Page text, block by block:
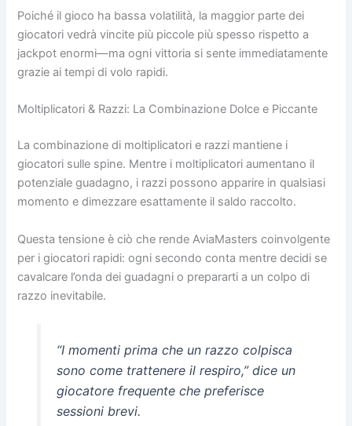
Poiché il gioco ha bassa volatilità, la maggior parte dei
giocatori vedrà vincite più piccole più spesso rispetto a
jackpot enormi—ma ogni vittoria si sente immediatamente
grazie ai tempi di volo rapidi.
Moltiplicatori & Razzi: La Combinazione Dolce e Piccante
La combinazione di moltiplicatori e razzi mantiene i
giocatori sulle spine. Mentre i moltiplicatori aumentano il
potenziale guadagno, i razzi possono apparire in qualsiasi
momento e dimezzare esattamente il saldo raccolto.
Questa tensione è ciò che rende AviaMasters coinvolgente
per i giocatori rapidi: ogni secondo conta mentre decidi se
cavalcare l’onda dei guadagni o prepararti a un colpo di
razzo inevitabile.
“I momenti prima che un razzo colpisca
sono come trattenere il respiro,” dice un
giocatore frequente che preferisce
sessioni brevi.